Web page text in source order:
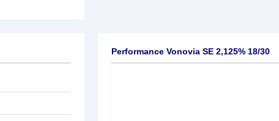
Performance Vonovia SE 2,125% 18/30